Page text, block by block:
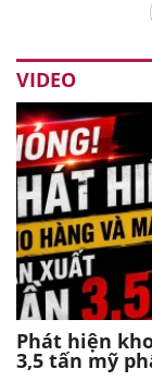
VIDEO
Phát hiện
3,5 tấn mỹ